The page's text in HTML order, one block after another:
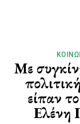
Με
είπαν
Ελένη